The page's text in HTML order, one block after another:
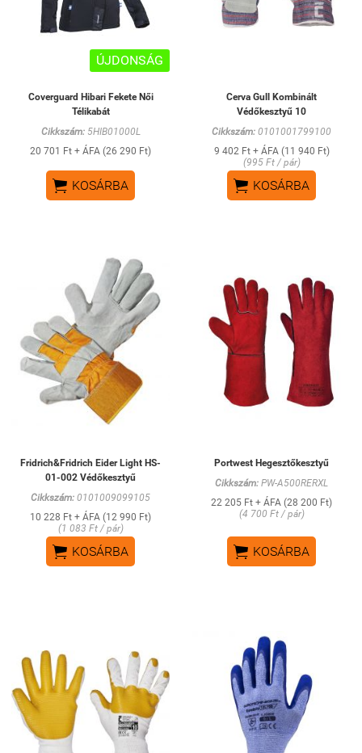
ÚJDONSÁG
Coverguard Hibari Fekete Női
Télikabát
Cikkszám:5HIB01000L
20 701 Ft + ÁFA (26 290 Ft)
 KOSÁRBA
Cerva Gull Kombinált
Védőkesztyű 10
Cikkszám: 0101001799100
9 402 Ft + ÁFA (11 940 Ft)
(995 Ft / pár)
 KOSÁRBA
Fridrich&Fridrich Eider Light HS-
01-002 Védőkesztyű
Cikkszám: 0101009099105
10 228 Ft + ÁFA (12 990 Ft)
(1 083 Ft / pár)
 KOSÁRBA
Portwest Hegesztőkesztyű
Cikkszám: PW-A500RERXL
22 205 Ft + ÁFA (28 200 Ft)
(4 700 Ft / pár)
 KOSÁRBA